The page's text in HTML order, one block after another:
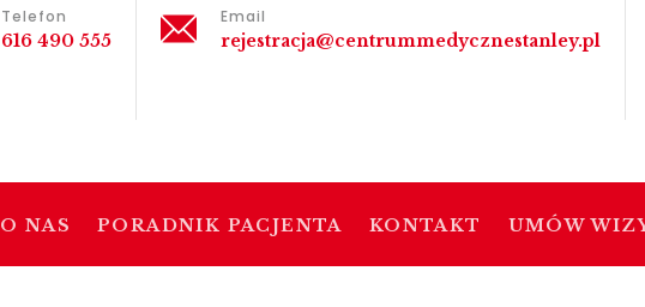
Telefon
616 490 555
Email
rejestracja@centrummedycznestanley.pl
O NAS PORADNIK PACJENTA KONTAKT UMÓW